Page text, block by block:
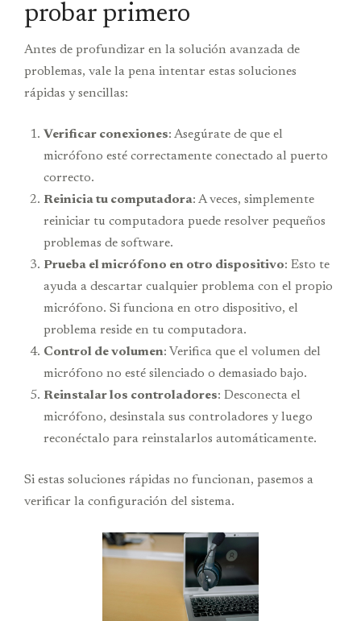
probar primero
Antes de profundizar en la solución avanzada de
problemas, vale la pena intentar estas soluciones
rápidas y sencillas:
Verificar conexiones: Asegúrate de que el
micrófono esté correctamente conectado al puerto
correcto.
Reinicia tu computadora: A veces, simplemente
reiniciar tu computadora puede resolver pequeños
problemas de software.
Prueba el micrófono en otro dispositivo: Esto te
ayuda a descartar cualquier problema con el propio
micrófono. Si funciona en otro dispositivo, el
problema reside en tu computadora.
Control de volumen: Verifica que el volumen del
micrófono no esté silenciado o demasiado bajo.
Reinstalar los controladores: Desconecta el
micrófono, desinstala sus controladores y luego
reconéctalo para reinstalarlos automáticamente.
Si estas soluciones rápidas no funcionan, pasemos a
verificar la configuración del sistema.